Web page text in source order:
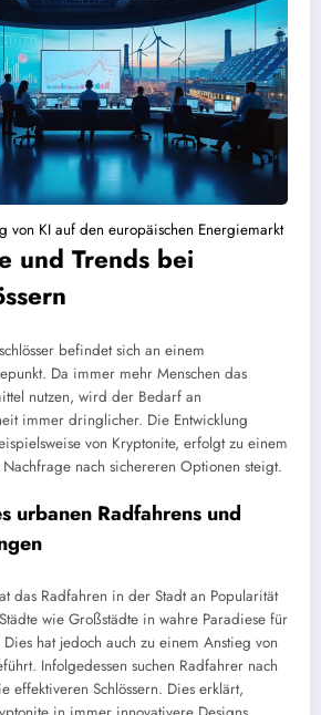
von KI auf den europäischen Energiemarkt
und Trends bei
befindet sich an einem
Da immer mehr Menschen das
nutzen, wird der Bedarf an
immer dringlicher. Die Entwicklung
von Kryptonite, erfolgt zu einem
nach sichereren Optionen steigt.
urbanen Radfahrens und
das Radfahren in der Stadt an Popularität
wie Großstädte in wahre Paradiese für
hat jedoch auch zu einem Anstieg von
Infolgedessen suchen Radfahrer nach
effektiveren Schlössern. Dies erklärt,